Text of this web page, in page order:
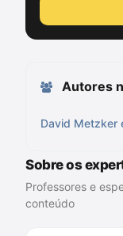
Autores
David Metzker
Sobre os
Professores e
conteúdo